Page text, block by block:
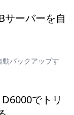
ーバーを自
バックアップす
でトリ